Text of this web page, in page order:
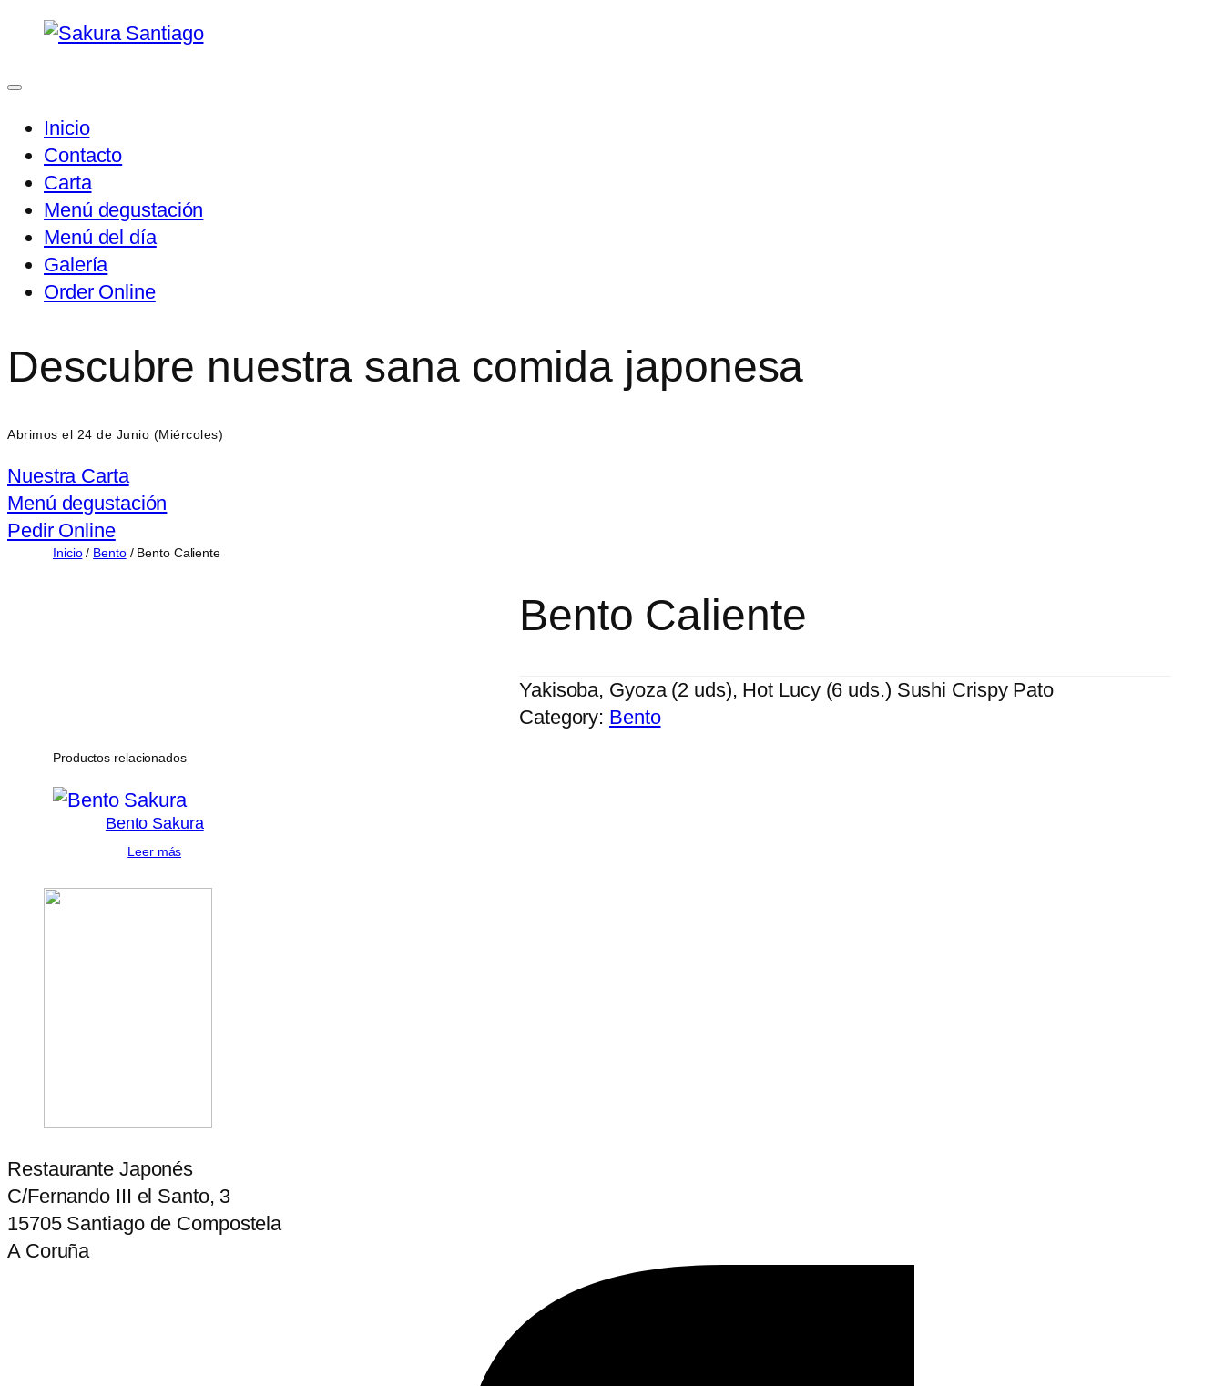
Saltar
contenido
Inicio
Contacto
Carta
Menú degustación
Menú del día
Galería
Order Online
Descubre nuestra sana comida japonesa
Abrimos el 24 de Junio (Miércoles)
Nuestra Carta
Menú degustación
Pedir Online
Inicio/ Bento/ Bento Caliente
Bento Caliente
Yakisoba, Gyoza (2 uds), Hot Lucy (6 uds.) Sushi Crispy Pato
Category: Bento
Productos relacionados
Bento Sakura
Leer más
Restaurante Japonés
C/Fernando III el Santo, 3
15705 Santiago de Compostela
A Coruña